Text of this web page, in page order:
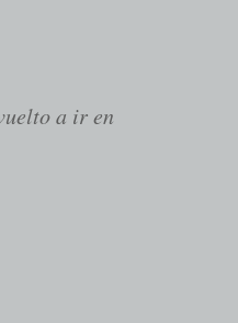
a ir en